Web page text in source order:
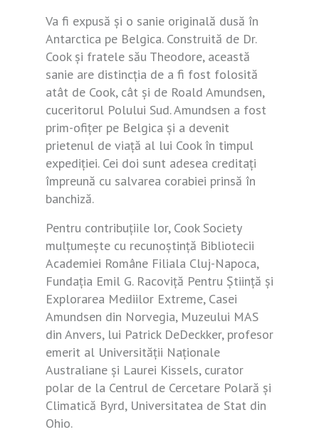
Va fi expusă și o sanie originală dusă în
Antarctica pe Belgica. Construită de Dr.
Cook și fratele său Theodore, această
sanie are distincția de a fi fost folosită
atât de Cook, cât și de Roald Amundsen,
cuceritorul Polului Sud. Amundsen a fost
prim-ofițer pe Belgica și a devenit
prietenul de viață al lui Cook în timpul
expediției. Cei doi sunt adesea creditați
împreună cu salvarea corabiei prinsă în
banchiză.
Pentru contribuțiile lor, Cook Society
mulțumește cu recunoștință Bibliotecii
Academiei Române Filiala Cluj-Napoca,
Fundația Emil G. Racoviță Pentru Știință și
Explorarea Mediilor Extreme, Casei
Amundsen din Norvegia, Muzeului MAS
din Anvers, lui Patrick DeDeckker, profesor
emerit al Universității Naționale
Australiane și Laurei Kissels, curator
polar de la Centrul de Cercetare Polară și
Climatică Byrd, Universitatea de Stat din
Ohio.